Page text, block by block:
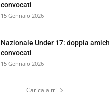
convocati
15 Gennaio 2026
Nazionale Under 17: doppia
convocati
15 Gennaio 2026
Carica altri